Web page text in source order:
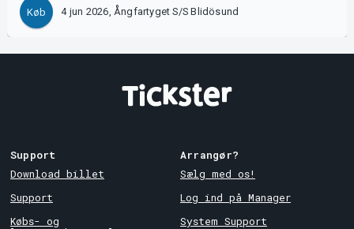
Køb 4 jun 2026, Ångfartyget S/S Blidösund
Support
Download billet
Support
Købs- og
Arrangør?
Sælg med os!
Log ind på Manager
System Support